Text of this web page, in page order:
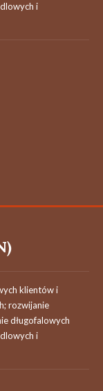
i
klientów i
rozwijanie
długofalowych
i